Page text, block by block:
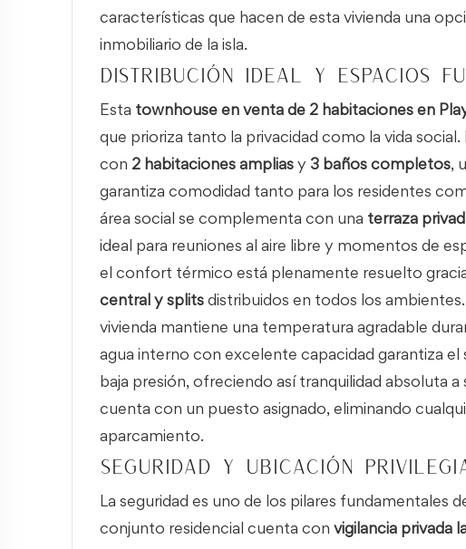
características que hacen de esta vivienda una
inmobiliario de la isla.
Distribución ideal y espacios
Esta townhouse en venta de 2 habitaciones en
que prioriza tanto la privacidad como la vida
con 2 habitaciones amplias y 3 baños completos,
garantiza comodidad tanto para los residentes
área social se complementa con una terraza
ideal para reuniones al aire libre y momentos de
el confort térmico está plenamente resuelto
central y splits distribuidos en todos los
vivienda mantiene una temperatura agradable
agua interno con excelente capacidad garantiza
baja presión, ofreciendo así tranquilidad absoluta
cuenta con un puesto asignado, eliminando
aparcamiento.
Seguridad y ubicación
La seguridad es uno de los pilares fundamentales
conjunto residencial cuenta con vigilancia privada